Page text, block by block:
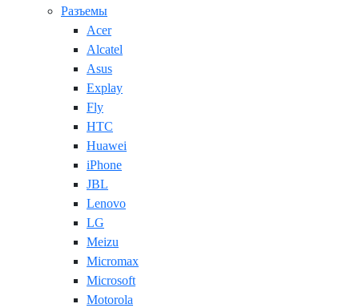
Разъемы
Acer
Alcatel
Asus
Explay
Fly
HTC
Huawei
iPhone
JBL
Lenovo
LG
Meizu
Micromax
Microsoft
Motorola